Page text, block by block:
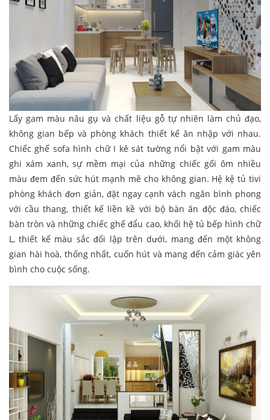
Lấy gam màu nâu gụ và chất liệu gỗ tự nhiên làm chủ đạo,
không gian bếp và phòng khách thiết kế ăn nhập với nhau.
Chiếc ghế sofa hình chữ I kê sát tường nổi bật với gam màu
ghi xám xanh, sự mềm mại của những chiếc gối ôm nhiều
màu đem đến sức hút mạnh mẽ cho không gian. Hệ kệ tủ tivi
phòng khách đơn giản, đặt ngay cạnh vách ngăn bình phong
với cầu thang, thiết kế liền kề với bộ bàn ăn độc đáo, chiếc
bàn tròn và những chiếc ghế đẩu cao, khối hệ tủ bếp hình chữ
L, thiết kế màu sắc đối lập trên dưới, mang đến một không
gian hài hoà, thống nhất, cuốn hút và mang đến cảm giác yên
bình cho cuộc sống.